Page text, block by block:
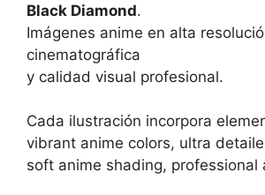
Black Diamond.
Imágenes anime en alta
cinematográfica
y calidad visual profesional.
Cada ilustración incorpora
vibrant anime colors, ultra
soft anime shading, professional